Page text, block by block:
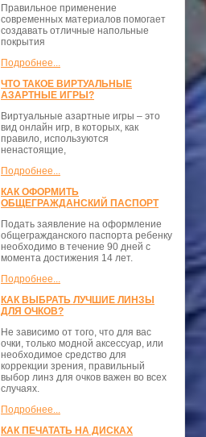
Правильное применение
современных материалов помогает
создавать отличные напольные
покрытия
Подробнее...
ЧТО ТАКОЕ ВИРТУАЛЬНЫЕ
АЗАРТНЫЕ ИГРЫ?
Виртуальные азартные игры – это
вид онлайн игр, в которых, как
правило, используются
ненастоящие,
Подробнее...
КАК ОФОРМИТЬ
ОБЩЕГРАЖДАНСКИЙ ПАСПОРТ
Подать заявление на оформление
общегражданского паспорта ребенку
необходимо в течение 90 дней с
момента достижения 14 лет.
Подробнее...
КАК ВЫБРАТЬ ЛУЧШИЕ ЛИНЗЫ
ДЛЯ ОЧКОВ?
Не зависимо от того, что для вас
очки, только модной аксессуар, или
необходимое средство для
коррекции зрения, правильный
выбор линз для очков важен во всех
случаях.
Подробнее...
КАК ПЕЧАТАТЬ НА ДИСКАХ